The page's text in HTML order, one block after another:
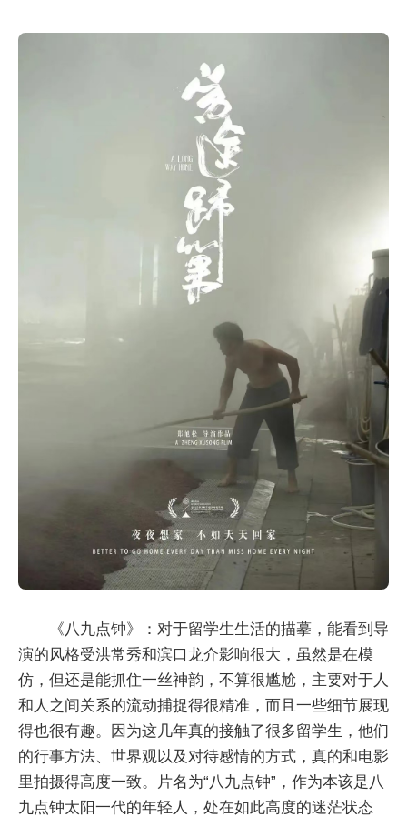
《八九点钟》：对于留学生生活的描摹，能看到导
演的风格受洪常秀和滨口龙介影响很大，虽然是在模
仿，但还是能抓住一丝神韵，不算很尴尬，主要对于人
和人之间关系的流动捕捉得很精准，而且一些细节展现
得也很有趣。因为这几年真的接触了很多留学生，他们
的行事方法、世界观以及对待感情的方式，真的和电影
里拍摄得高度一致。片名为“八九点钟”，作为本该是八
九点钟太阳一代的年轻人，处在如此高度的迷茫状态